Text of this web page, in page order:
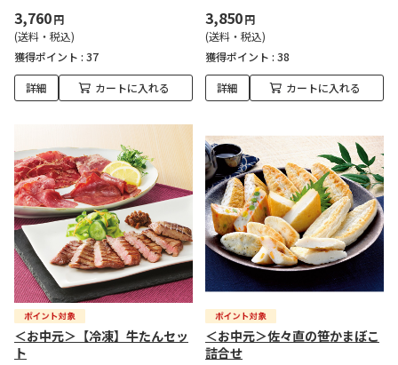
3,760円
(送料・税込)
獲得ポイント : 37
詳細 カートに入れる
3,850円
(送料・税込)
獲得ポイント : 38
詳細 カートに入れる
＜お中元＞【冷凍】牛たんセッ
ト
＜お中元＞佐々直の笹かまぼこ
詰合せ